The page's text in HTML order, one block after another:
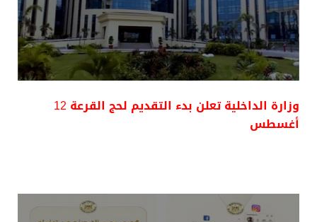
وزارة الداخلية تعلن بدء التقديم لحج القرعة 12
أغسطس